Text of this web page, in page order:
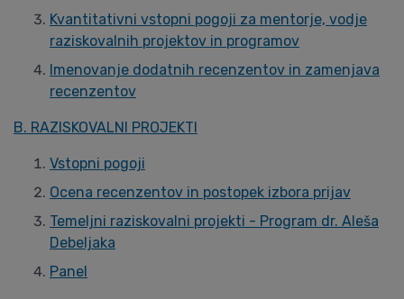
Kvantitativni vstopni pogoji za mentorje, vodje
raziskovalnih projektov in programov
Imenovanje dodatnih recenzentov in zamenjava
recenzentov
B. RAZISKOVALNI PROJEKTI
Vstopni pogoji
Ocena recenzentov in postopek izbora prijav
Temeljni raziskovalni projekti - Program dr. Aleša
Debeljaka
Panel